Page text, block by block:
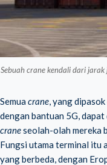
Sebuah crane kendali dari
Semuacrane, yang
dengan bantuan 5G,
craneseolah-olah mereka
Fungsi utama terminal itu
yang berbeda, dengan